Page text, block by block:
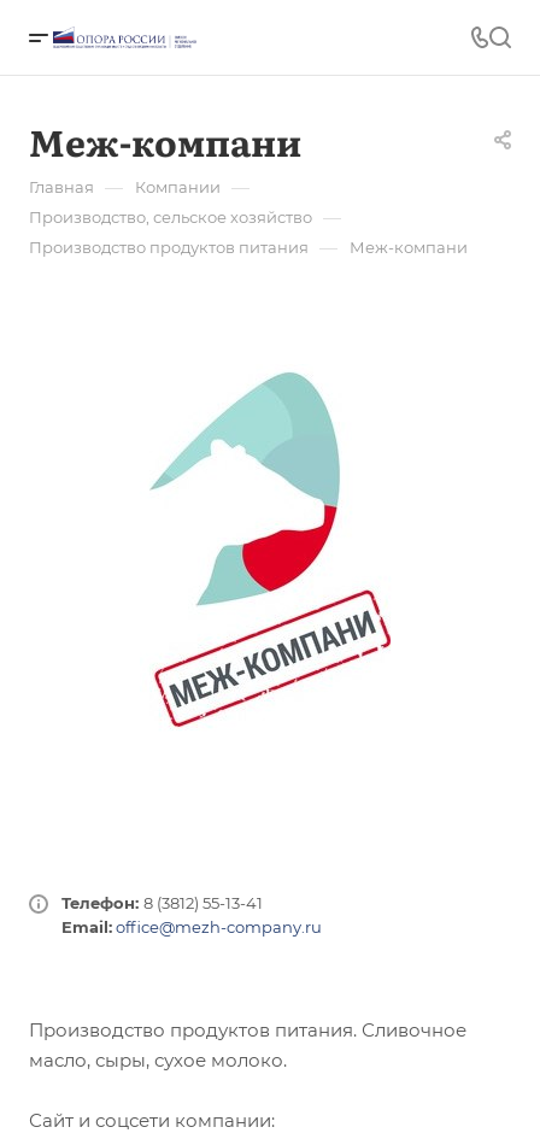
Меж-компани
Главная — Компании —
Производство, сельское хозяйство —
Производство продуктов питания — Меж-компани
Телефон: 8 (3812) 55-13-41
Email:office@mezh-company.ru
Производство продуктов питания. Сливочное
масло, сыры, сухое молоко.
Сайт и соцсети компании: